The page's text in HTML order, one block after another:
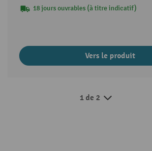
18 jours ouvrables (à titre indicatif)
Vers le produit
1 de 2